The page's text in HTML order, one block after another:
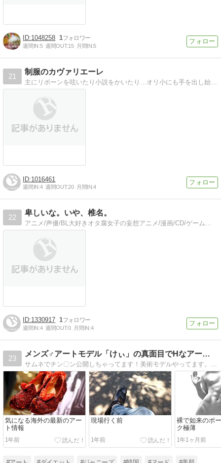
1048258 1
週間IN:5 週間OUT:15 月間IN:5
21
制服のカヴァリエーレ
主にリボーンを呟いたり小説をかいたり…オリ小にも手を出し始めました、ドタバタな双子と愉快な仲間たちのお話です!
1016461
週間IN:4 週間OUT:20 月間IN:4
22
卑しいな。いや、椎名。
アニメ/声優/BL大好きオタ腐女子の妄想アニメ/漫画/CD/ゲームの感想をぼちぼち。BL要素多め(15歳以上推奨)
1330917 1
週間IN:4 週間OUT:0 月間IN:4
23
メンズ♂アートモデル「けぃ」の真面目でHなアートブログ
サムネでチン〇ン公開しちゃってます！美術モデルやってます。アートの真面目な情報とHな両方。主な現場は絵の教室や画壇、美大などですが個人でも依頼も受け付けてます。 【(｀・ω・´)】身長176cm、体重68kg、アソコ18cm
気になる海外の最新のアー
ト情報
1年前
現場行く前
1年前
裸で如来のポ
ク極薄
1年1ヶ月前